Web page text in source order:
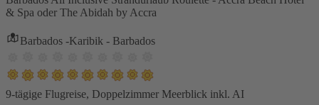
& Spa oder The Abidah by Accra
Barbados -Karibik - Barbados
9-tägige Flugreise, Doppelzimmer Meerblick inkl. AI